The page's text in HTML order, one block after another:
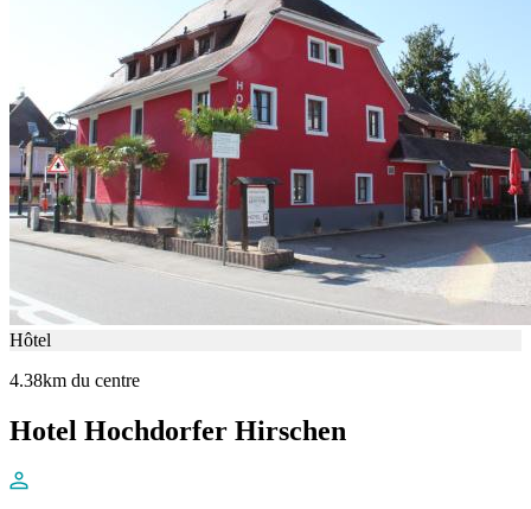
Hôtel
4.38km du centre
Hotel Hochdorfer Hirschen